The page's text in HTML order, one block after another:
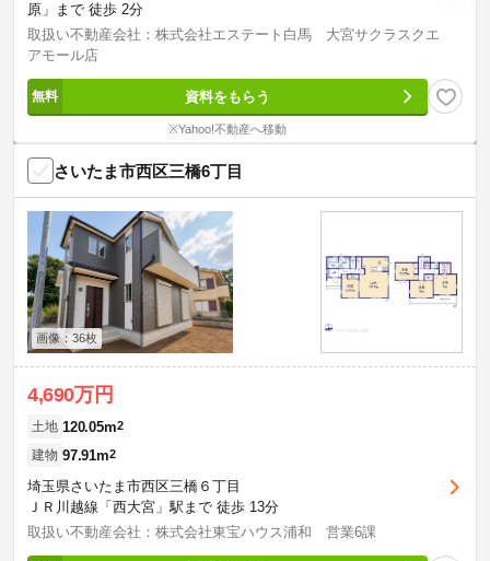
原」まで 徒歩 2分
取扱い不動産会社：株式会社エステート白馬 大宮サクラスクエ
アモール店
資料をもらう
※Yahoo!不動産へ移動
さいたま市西区三橋6丁目
画像：36枚
4,690万円
土地 120.05m2
建物 97.91m2
埼玉県さいたま市西区三橋６丁目
ＪＲ川越線「西大宮」駅まで 徒歩 13分
取扱い不動産会社：株式会社東宝ハウス浦和 営業6課